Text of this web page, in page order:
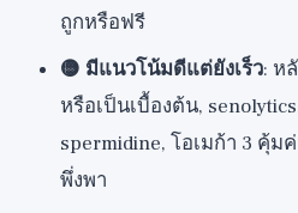
ถูกหรือฟรี
🟡 มีแนวโน้มดีแต่ยังเร็ว: ห
หรือเป็นเบื้องต้น,
spermidine, โอเมก้า 3 คุ้
พึ่งพา